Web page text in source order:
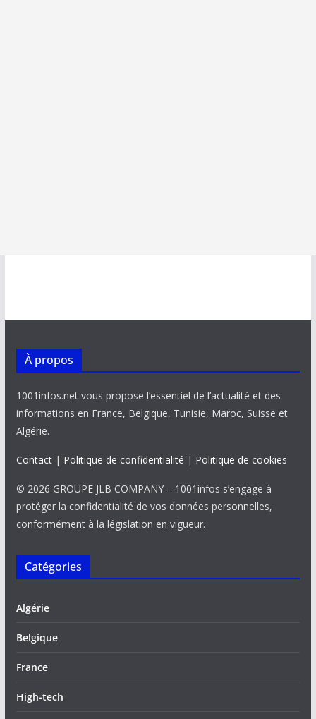
À propos
1001infos.net vous propose l’essentiel de l’actualité et des
informations en France, Belgique, Tunisie, Maroc, Suisse et
Algérie.
Contact| Politique de confidentialité | Politique de cookies
© 2026 GROUPE JLB COMPANY – 1001infos s’engage à
protéger la confidentialité de vos données personnelles,
conformément à la législation en vigueur.
Catégories
Algérie
Belgique
France
High-tech